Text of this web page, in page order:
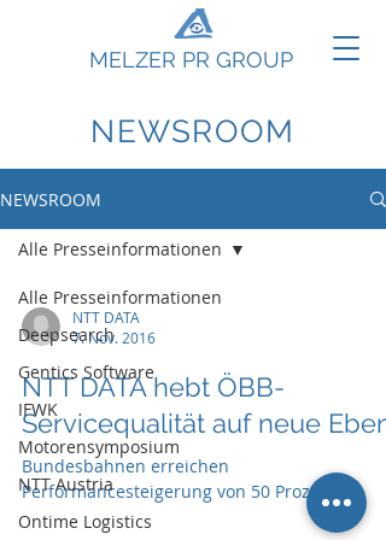
MELZER PR GROUP
NEWSROOM
NEWSROOM
Alle Presseinformationen
Deepsearch
Gentics Software
IFWK
Motorensymposium
NTT Austria
Ontime Logistics
Alle Presseinformationen
NTT DATA
7. Nov. 2016
NTT DATA hebt ÖBB-
Servicequalität auf neue
Bundesbahnen erreichen
Performancesteigerung von 50 Prozent